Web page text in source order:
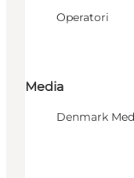
Operatori
Media
Denmark